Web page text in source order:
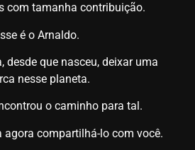
com tamanha contribuição.
é o Arnaldo.
desde que nasceu, deixar uma
nesse planeta.
o caminho para tal.
agora compartilhá-lo com você.